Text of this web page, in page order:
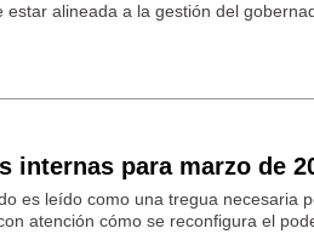
alineada a la gestión del
internas para marzo de
es leído como una tregua necesaria
atención cómo se reconfigura el